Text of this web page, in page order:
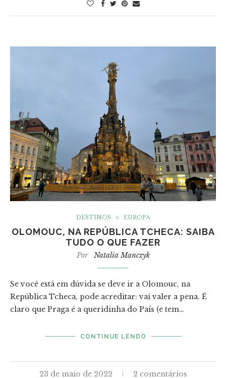
DESTINOS EUROPA
OLOMOUC, NA REPÚBLICA TCHECA: SAIBA
TUDO O QUE FAZER
Por Natalia Manczyk
Se você está em dúvida se deve ir a Olomouc, na
República Tcheca, pode acreditar: vai valer a pena. É
claro que Praga é a queridinha do País (e tem…
CONTINUE LENDO
23 de maio de 2022 2 comentários